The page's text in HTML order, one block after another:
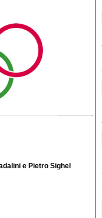
e Pietro Sighel